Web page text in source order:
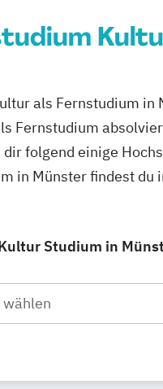
als Fernstudium in
Fernstudium
folgend einige
in Münster findest du
Studium in